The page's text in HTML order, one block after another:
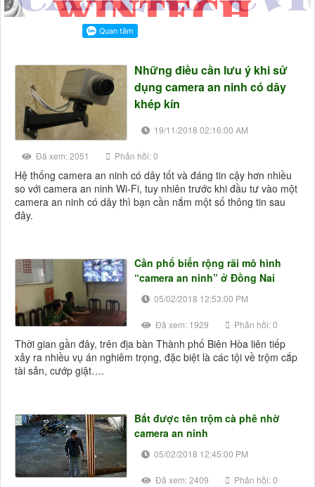
CAMERA CVI
Camera CVI
CAMERA AHD
Camera AHD
Những điều cần lưu ý khi sử
dụng camera an ninh có dây
khép kín
19/11/2018 02:16:00 AM
Đã xem: 2051 Phản hồi: 0
Hệ thống camera an ninh có dây tốt và đáng tin cậy hơn nhiều
so với camera an ninh Wi-Fi, tuy nhiên trước khi đầu tư vào một
camera an ninh có dây thì bạn cần nắm một số thông tin sau
đây.
Cần phổ biến rộng rãi mô hình
“camera an ninh” ở Đồng Nai
05/02/2018 12:53:00 PM
Đã xem: 1929 Phản hồi: 0
Thời gian gần đây, trên địa bàn Thành phố Biên Hòa liên tiếp
xảy ra nhiều vụ án nghiêm trọng, đặc biệt là các tội về trộm cắp
tài sản, cướp giật….
Bắt được tên trộm cà phê nhờ
camera an ninh
05/02/2018 12:45:00 PM
Đã xem: 2409 Phản hồi: 0